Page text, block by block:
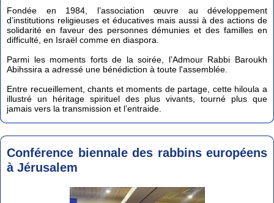
Fondée en 1984, l’association œuvre au développement
d’institutions religieuses et éducatives mais aussi à des actions de
solidarité en faveur des personnes démunies et des familles en
difficulté, en Israël comme en diaspora.
Parmi les moments forts de la soirée, l’Admour Rabbi Baroukh
Abihssira a adressé une bénédiction à toute l'assemblée.
Entre recueillement, chants et moments de partage, cette hiloula a
illustré un héritage spirituel des plus vivants, tourné plus que
jamais vers la transmission et l’entraide.
Conférence biennale des rabbins européens
à Jérusalem